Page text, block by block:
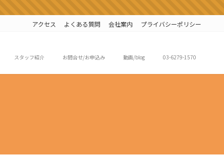
アクセス よくある質問 会社案内 プライバシーポリシー
スタッフ紹介 お問合せ/お申込み 動画/blog 03-6279-1570